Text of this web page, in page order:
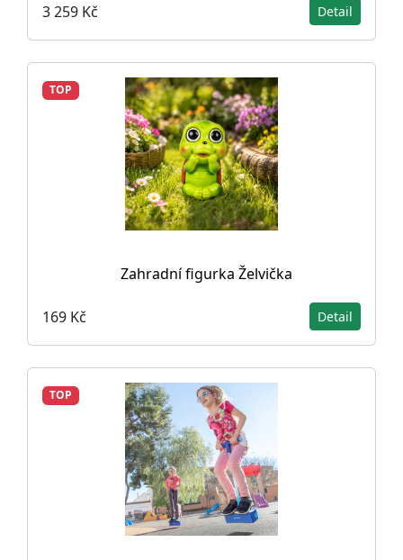
3 259 Kč Detail
TOP
Zahradní figurka Želvička
169 Kč Detail
TOP